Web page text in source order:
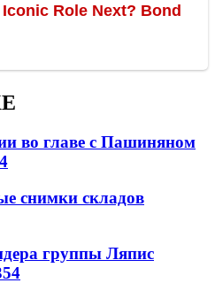
во главе с Пашиняном
снимки складов
группы Ляпис